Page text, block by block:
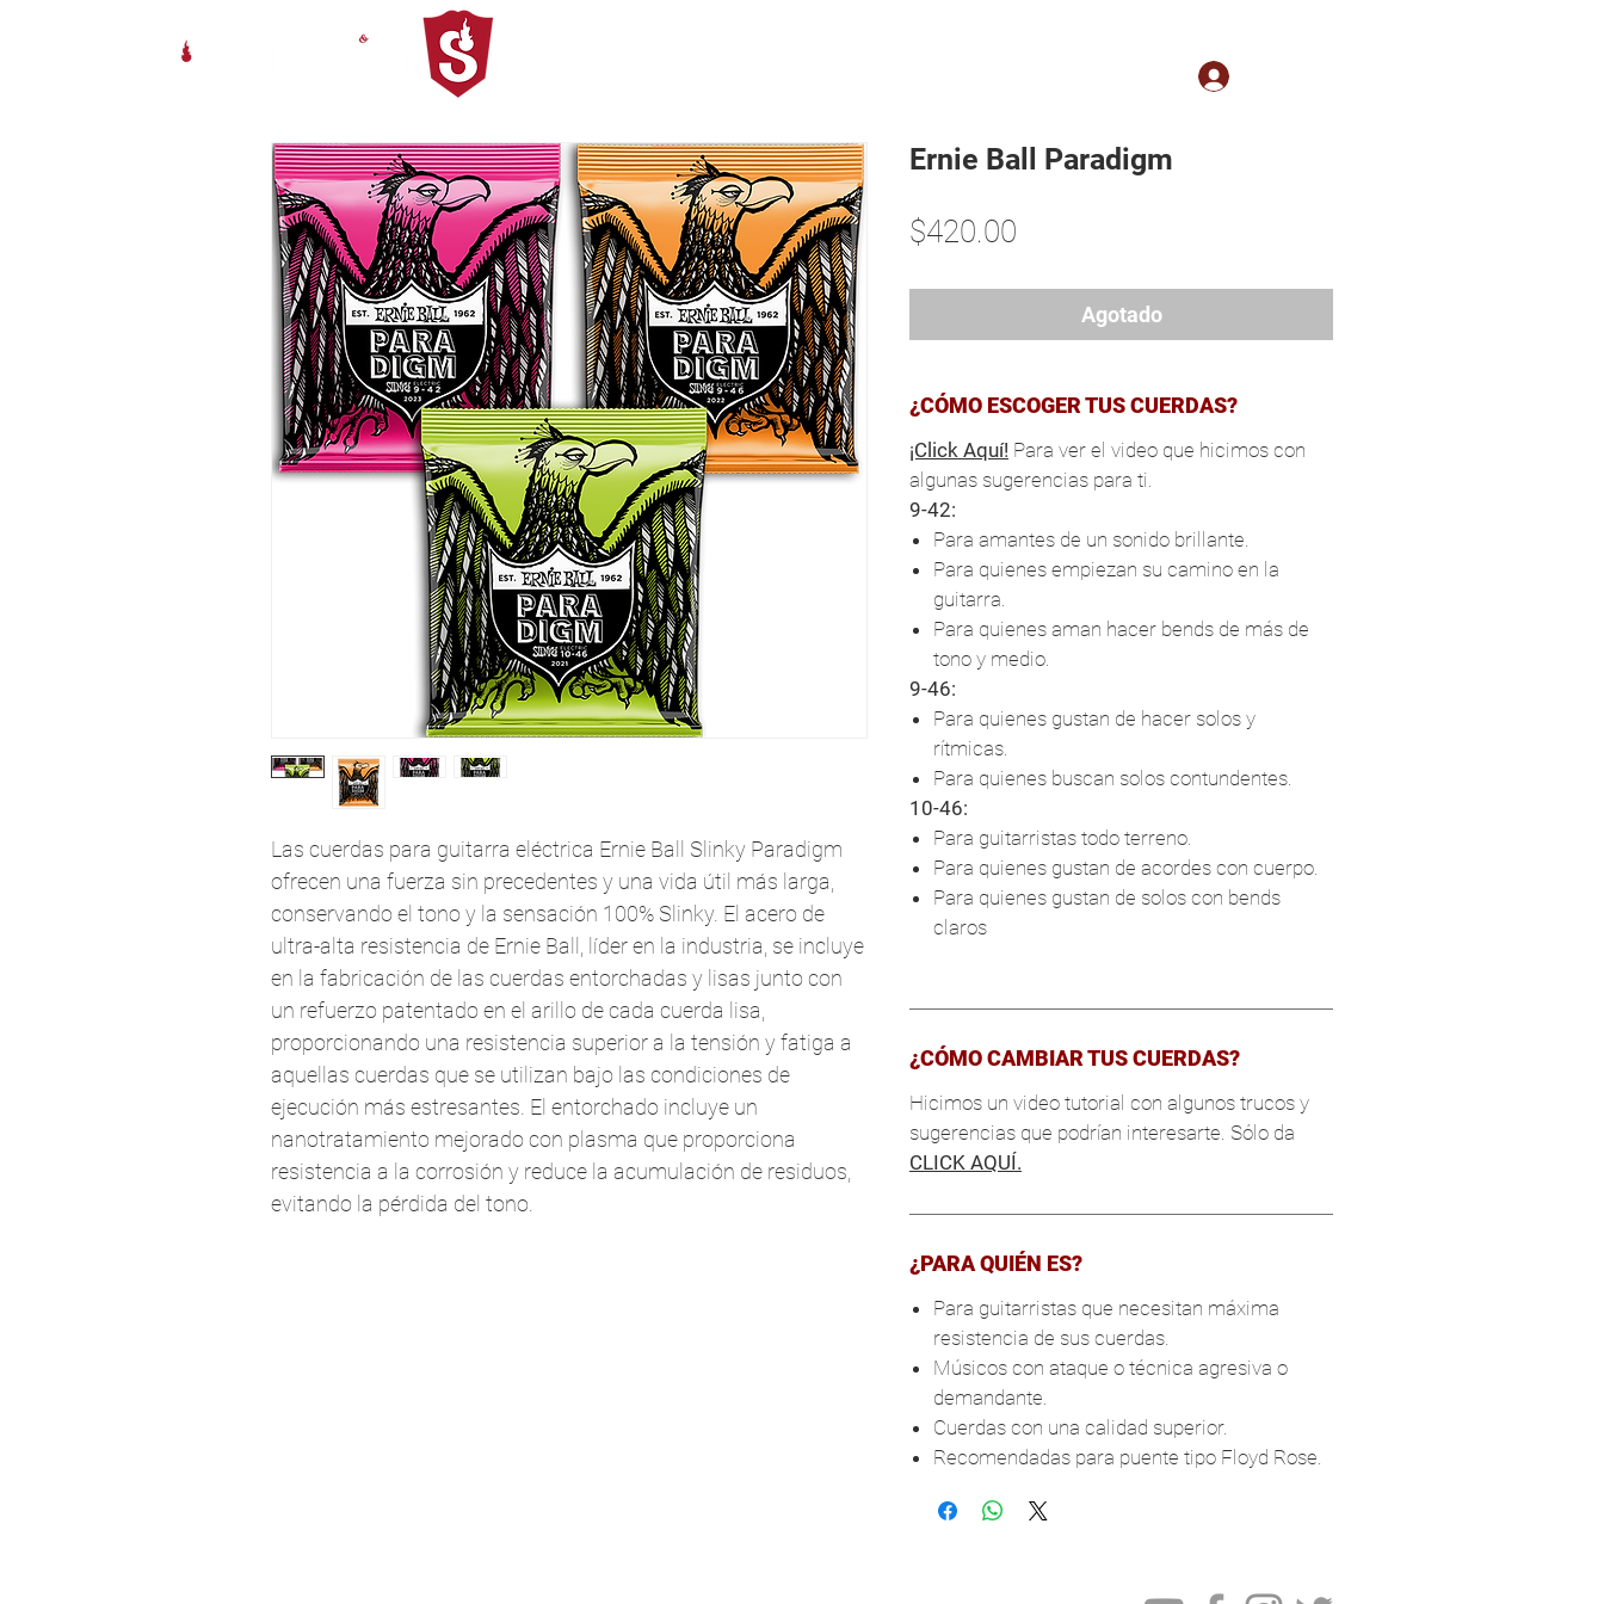
Las cuerdas para guitarra eléctrica Ernie Ball Slinky Paradigm
ofrecen una fuerza sin precedentes y una vida útil más larga,
conservando el tono y la sensación 100% Slinky. El acero de
ultra-alta resistencia de Ernie Ball, líder en la industria, se incluye
en la fabricación de las cuerdas entorchadas y lisas junto con
un refuerzo patentado en el arillo de cada cuerda lisa,
proporcionando una resistencia superior a la tensión y fatiga a
aquellas cuerdas que se utilizan bajo las condiciones de
ejecución más estresantes. El entorchado incluye un
nanotratamiento mejorado con plasma que proporciona
resistencia a la corrosión y reduce la acumulación de residuos,
evitando la pérdida del tono.
Ernie Ball Paradigm
$420.00
Agotado
¿CÓMO ESCOGER TUS CUERDAS?
¡Click Aquí! Para ver el video que hicimos con
algunas sugerencias para ti.
9-42:
Para amantes de un sonido brillante.
Para quienes empiezan su camino en la
guitarra.
Para quienes aman hacer bends de más de
tono y medio.
9-46:
Para quienes gustan de hacer solos y
rítmicas.
Para quienes buscan solos contundentes.
10-46:
Para guitarristas todo terreno.
Para quienes gustan de acordes con cuerpo.
Para quienes gustan de solos con bends
claros
¿CÓMO CAMBIAR TUS CUERDAS?
Hicimos un video tutorial con algunos trucos y
sugerencias que podrían interesarte. Sólo da
CLICK AQUÍ.
¿PARA QUIÉN ES?
Para guitarristas que necesitan máxima
resistencia de sus cuerdas.
Músicos con ataque o técnica agresiva o
demandante.
Cuerdas con una calidad superior.
Recomendadas para puente tipo Floyd Rose.